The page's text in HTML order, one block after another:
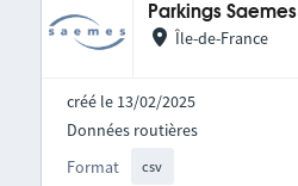
Parkings Saemes
Île-de-France
créé le 13/02/2025
Format csv
Données routières